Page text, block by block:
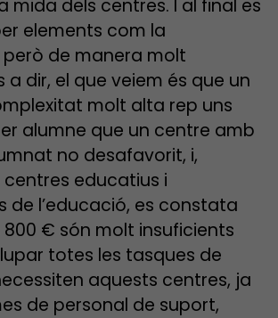
mida dels centres. I al final es
elements com la
de manera molt
a dir, el que veiem és que un
molt alta rep uns
alumne que un centre amb
no desafavorit, i,
educatius i
de l’educació, es constata
€ són molt insuficients
totes les tasques de
aquests centres, ja
de personal de suport,